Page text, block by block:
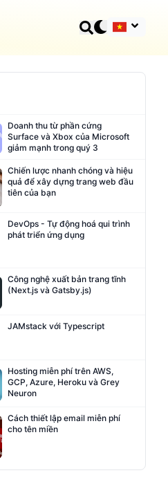
Doanh thu từ phần cứng
Surface và Xbox của Microsoft
giảm mạnh trong quý 3
Chiến lược nhanh chóng và hiệu
quả để xây dựng trang web đầu
tiên của bạn
DevOps - Tự động hoá qui trình
phát triển ứng dụng
Công nghệ xuất bản trang tĩnh
(Next.js và Gatsby.js)
JAMstack với Typescript
Hosting miễn phí trên AWS,
GCP, Azure, Heroku và Grey
Neuron
Cách thiết lập email miễn phí
cho tên miền